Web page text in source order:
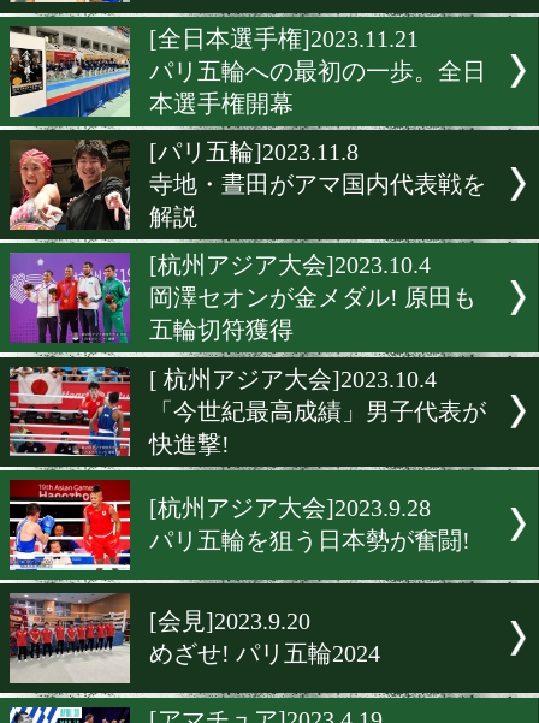
[パリ五輪]2024.3.2
五輪出場への世界予選! 日
表が現地入り
[早慶戦]2023.12.9
伝統の第67回早慶ボクシン
期戦
[パリ五輪]2023.11.26
2023年度アマ全日本王者が
[全日本選手権]2023.11.21
パリ五輪への最初の一歩。
本選手権開幕
[パリ五輪]2023.11.8
寺地・晝田がアマ国内代表
解説